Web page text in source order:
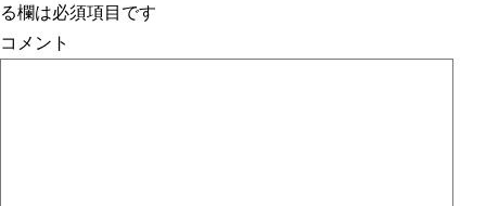
る欄は必須項目です
コメント